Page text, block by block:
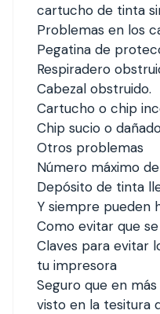
cartucho de tinta
Problemas en los
Pegatina de
Respiradero
Cabezal obstruido.
Cartucho o chip
Chip sucio o
Otros problemas
Número máximo
Depósito de tinta
Y siempre pueden
Como evitar que
Claves para evitar
tu impresora
Seguro que en
visto en la tesitura